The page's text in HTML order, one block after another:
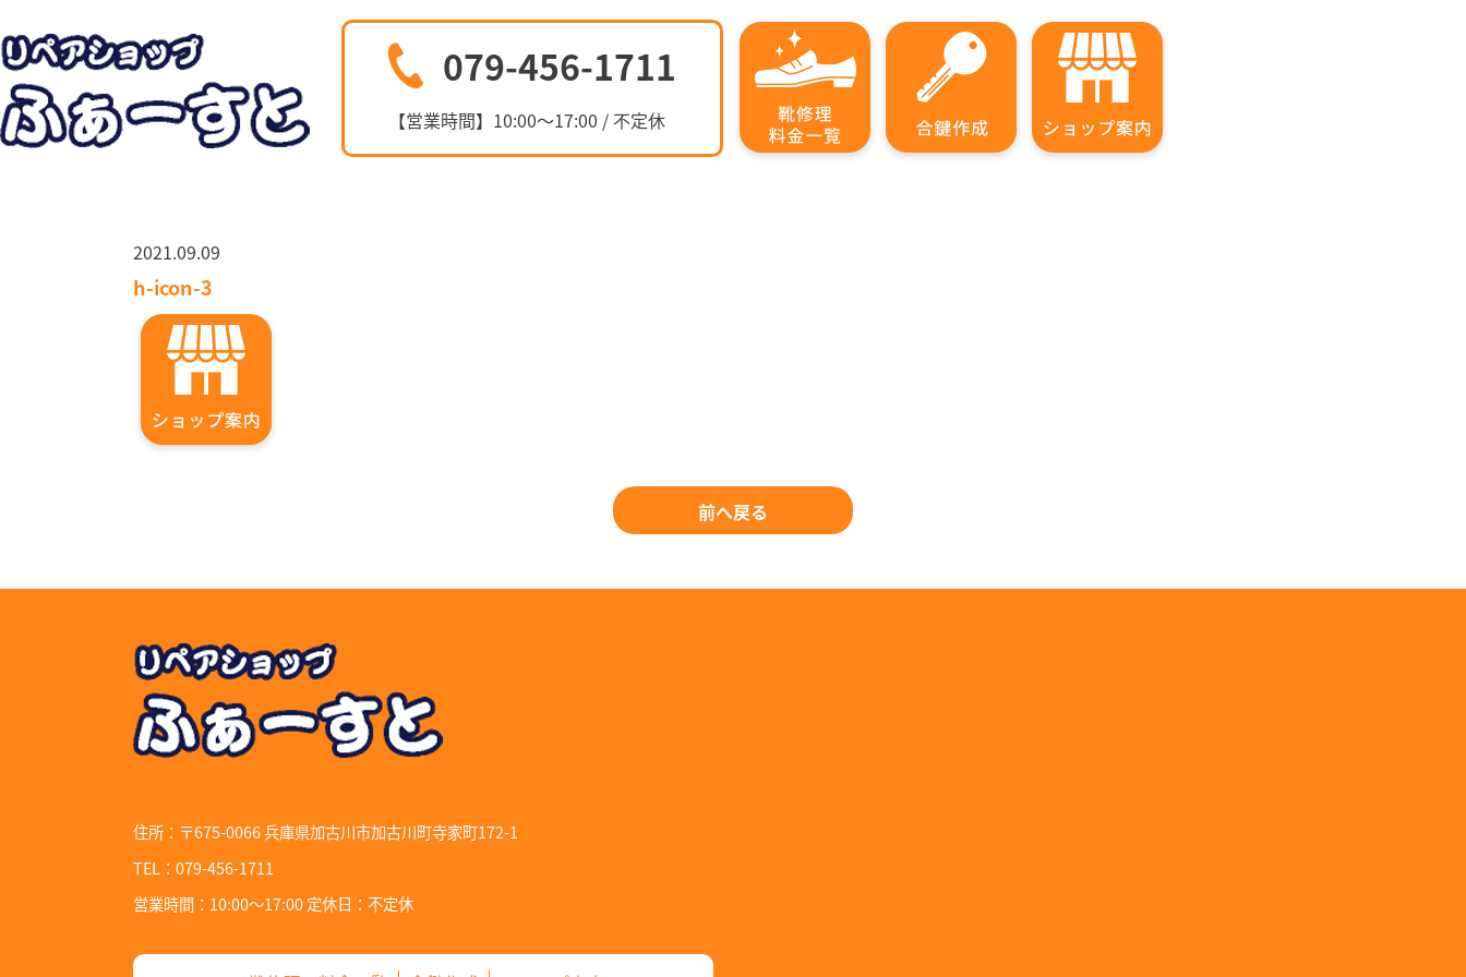
079-456-1711
【営業時間】10:00～17:00 / 不定休
2021.09.09
h-icon-3
前へ戻る
住所：〒675-0066兵庫県加古川市加古川町寺家町172-1
TEL：079-456-1711
営業時間：10:00～17:00 定休日：不定休